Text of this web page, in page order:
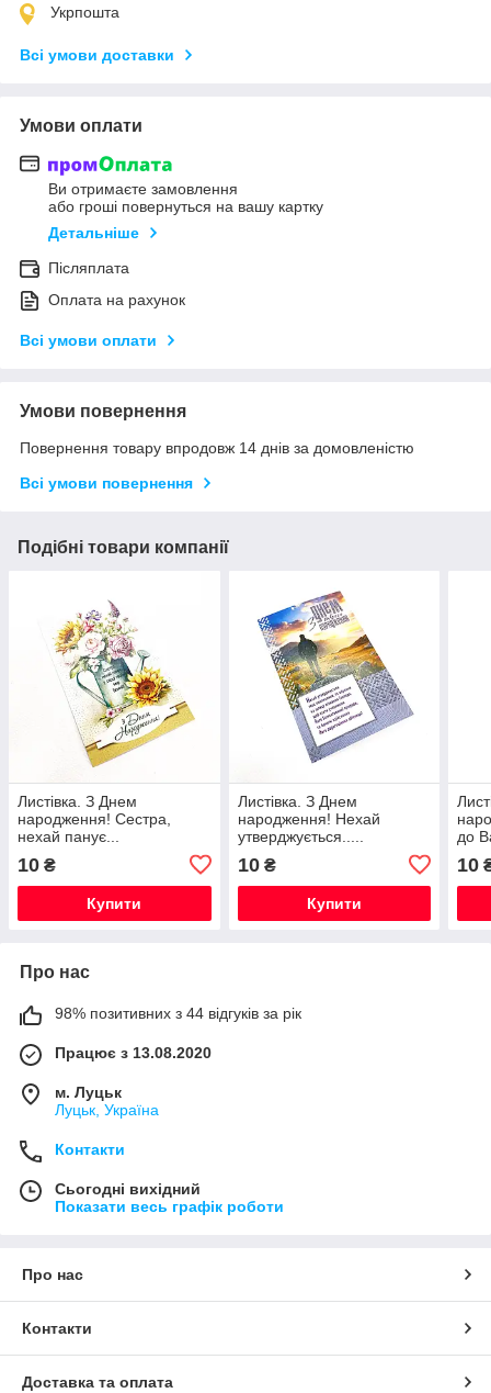
Укрпошта
Всі умови доставки
Умови оплати
Ви отримаєте замовлення
або гроші повернуться на вашу картку
Детальніше
Післяплата
Оплата на рахунок
Всі умови оплати
Умови повернення
Повернення товару впродовж 14 днів за домовленістю
Всі умови повернення
Подібні товари компанії
Листівка. З Днем
народження! Сестра,
нехай панує...
10 ₴
Купити
Листівка. З Днем
народження! Нехай
утверджується.....
10₴
Купити
до
10
Про нас
98% позитивних з 44 відгуків за рік
Працює з 13.08.2020
м. Луцьк
Луцьк, Україна
Контакти
Сьогодні вихідний
Показати весь графік роботи
Про нас
Контакти
Доставка та оплата